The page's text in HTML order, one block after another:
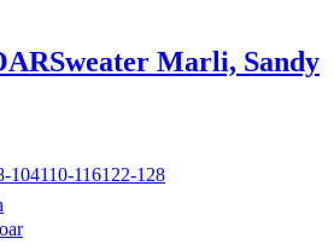
Sweater Marli, Sandy
104110-116122-128